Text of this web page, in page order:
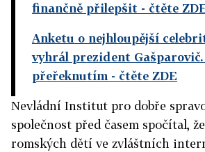
finančně přilepšit - čtěte
Anketu o nejhloupější
vyhrál prezident Gašparovič.
přeřeknutím - čtěte ZDE
Nevládní Institut pro dobře
společnost před časem spočítal,
romských dětí ve zvláštních